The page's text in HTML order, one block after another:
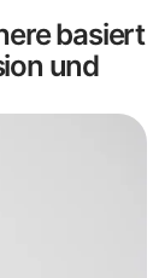
basiert
und